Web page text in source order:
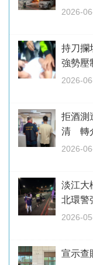
2026-
持刀攔
強勢壓
2026-
拒酒測
清 轉
2026-
淡江大
北環警
2026-
宣示查